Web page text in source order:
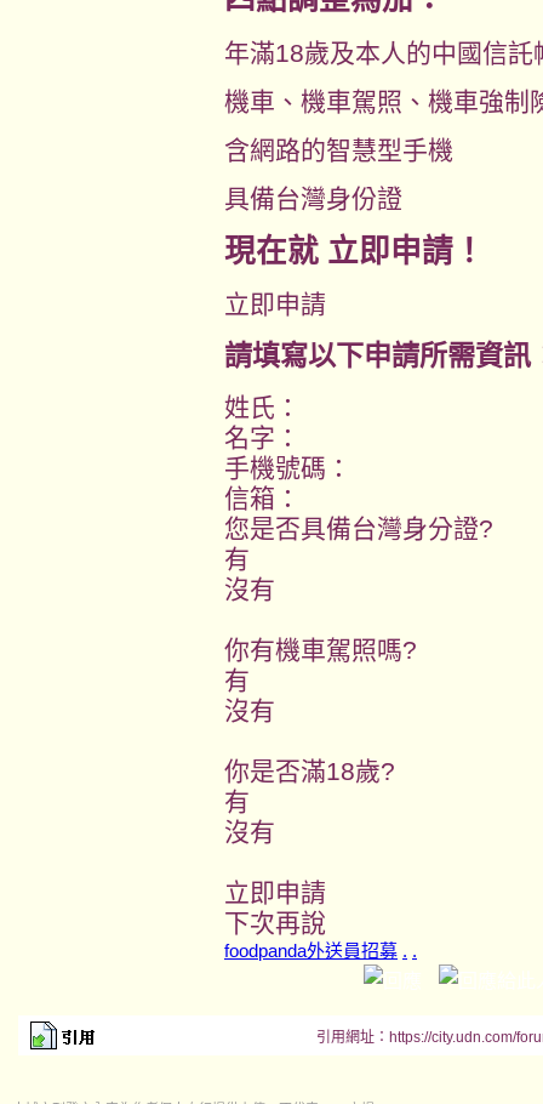
年滿18歲及本人的中國信託
機車、機車駕照、機車強制
含網路的智慧型手機
具備台灣身份證
現在就 立即申請！
立即申請
請填寫以下申請所需資訊
姓氏：
名字：
手機號碼：
信箱：
您是否具備台灣身分證?
有
沒有
你有機車駕照嗎?
有
沒有
你是否滿18歲?
有
沒有
立即申請
下次再說
foodpanda外送員招募 . .
引用網址：https://city.udn.com/